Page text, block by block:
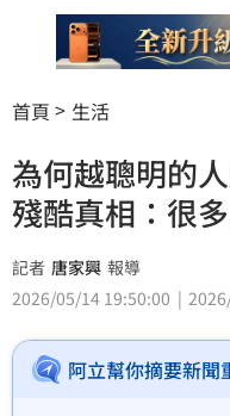
首頁 生活
為何越聰明的
殘酷真相：很
記者 唐家興 報導
2026/05/14 19:50:00
阿立幫你摘要新聞